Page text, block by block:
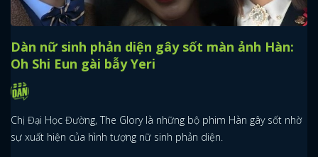
Dàn nữ sinh phản diện gây sốt màn ảnh Hàn:
Oh Shi Eun gài bẫy Yeri
Chị Đại Học Đường, The Glory là những bộ phim Hàn gây sốt nhờ
sự xuất hiện của hình tượng nữ sinh phản diện.